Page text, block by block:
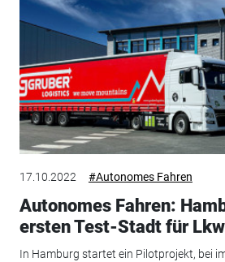
17.10.2022 #Autonomes Fahren
Autonomes Fahren:
ersten Test-Stadt für Lkw
In Hamburg startet ein Pilotprojekt, bei